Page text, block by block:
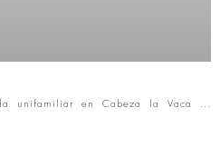
unifamiliar en Cabeza la Vaca